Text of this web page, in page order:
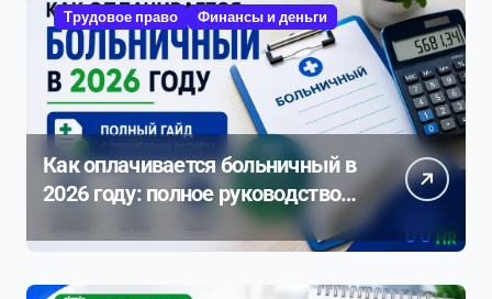
Трудовое право Финансы и деньги
Как оплачивается больничный в
2026 году: полное руководство с